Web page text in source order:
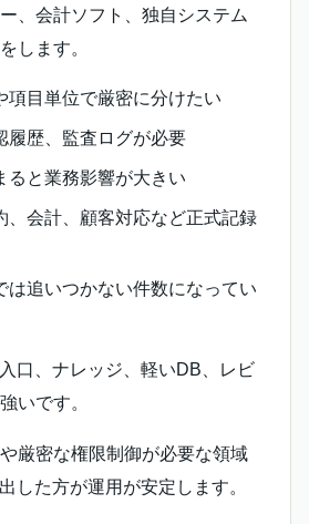
、会計ソフト、独自システム
します。
項目単位で厳密に分けたい
履歴、監査ログが必要
ると業務影響が大きい
、会計、顧客対応など正式記録
は追いつかない件数になってい
口、ナレッジ、軽いDB、レビ
いです。
厳密な権限制御が必要な領域
した方が運用が安定します。